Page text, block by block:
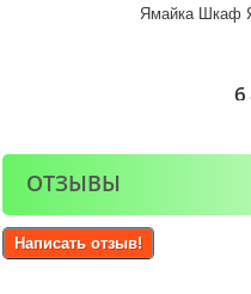
Ямайка Шкаф
6
ОТЗЫВЫ
Написать отзыв!